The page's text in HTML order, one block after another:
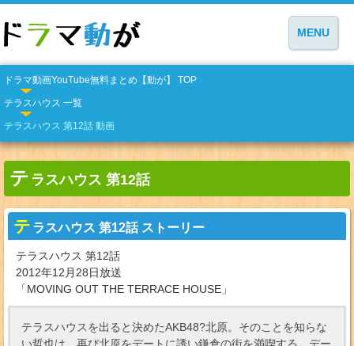
MENU
ドラマ動画YouTube無料まとめ【動が】 TOP
テラスハウス 一覧
テラスハウス 第12話 動画
テ ラスハウス 第12話
テ ラスハウス 第12話 ストーリー
テラスハウス 第12話
2012年12月28日放送
「MOVING OUT THE TERRACE HOUSE」
テラスハウスを出ると決めたAKB48?北原。そのことを知らな